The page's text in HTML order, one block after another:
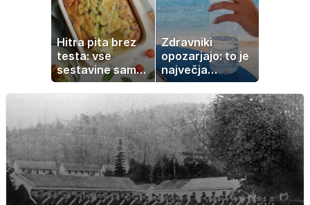
Hitra pita brez
testa: vse
sestavine samo
zmešate in
pečica opravi
ostalo
Zdravniki
opozarjajo: to je
največja
napaka, ki jo
ljudje delajo med
vročino